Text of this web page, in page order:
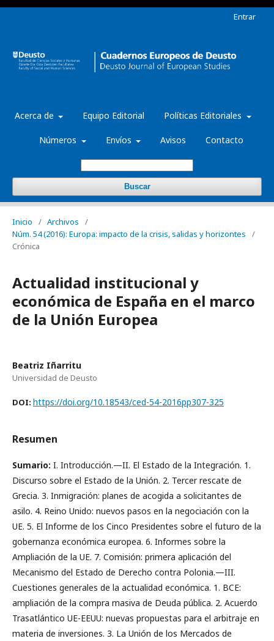
Acerca de Equipo Editorial Políticas Editoriales
Números Envíos Avisos Contacto
Buscar
Entrar
Inicio / Archivos
/
Núm. 54 (2016): Europa: impacto de la crisis, salidas y horizontes
/
Crónica
Actualidad institucional y
económica de España en el marco
de la Unión Europea
Beatriz Iñarritu
Universidad de Deusto
DOI: https://doi.org/10.18543/ced-54-2016pp307-325
Resumen
Sumario: I. Introducción.—II. El Estado de la Integración. 1.
Discurso sobre el Estado de la Unión. 2. Tercer rescate de
Grecia. 3. Inmigración: planes de acogida a solicitantes de
asilo. 4. Reino Unido: nuevos pasos en la negociación con la
UE. 5. El Informe de los Cinco Presidentes sobre el futuro de la
gobernanza económica europea. 6. Informes sobre la
Ampliación de la UE. 7. Comisión: primera aplicación del
Mecanismo del Estado de Derecho contra Polonia.—III.
Cuestiones generales de la actualidad económica. 1. BCE:
ampliación de la compra masiva de Deuda pública. 2. Acuerdo
Trasatlántico UE-EEUU: nuevas propuestas para el arbitraje en
materia de inversiones. 3. La Unión de los Mercados de